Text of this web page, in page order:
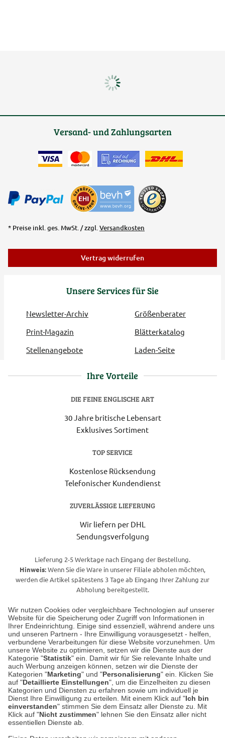
Wir nutzen Cookies oder vergleichbare Technologien auf unserer
Website für die Speicherung oder Zugriff von Informationen in
Ihrer Endeinrichtung. Einige sind essenziell, während andere uns
und unseren Partnern - Ihre Einwilligung vorausgesetzt - helfen,
verbundene Verarbeitungen für diese Website vorzunehmen. Um
unsere Website zu optimieren, setzen wir die Dienste aus der
Kategorie "Statistik" ein. Damit wir für Sie relevante Inhalte und
auch Werbung anzeigen können, setzen wir die Dienste der
Kategorien "Marketing" und "Personalisierung" ein. Klicken Sie
auf "Detaillierte Einstellungen", um die Einzelheiten zu diesen
Kategorien und Diensten zu erfahren sowie um individuell je
Dienst Ihre Einwilligung zu erteilen. Mit einem Klick auf "Ich bin
einverstanden" stimmen Sie dem Einsatz aller Dienste zu. Mit
Klick auf "Nicht zustimmen" lehnen Sie den Einsatz aller nicht
essentiellen Dienste ab.
Unsere Services für Sie
Newsletter-Archiv
Größenberater
Print-Magazin
Blätterkatalog
Stellenangebote
Laden-Seite
Versand- und Zahlungsarten
* Preise inkl. ges. MwSt. / zzgl. Versandkosten
Vertrag widerrufen
Ihre Vorteile
DIE FEINE ENGLISCHE ART
30 Jahre britische Lebensart
Exklusives Sortiment
TOP SERVICE
Kostenlose Rücksendung
Telefonischer Kundendienst
ZUVERLÄSSIGE LIEFERUNG
Wir liefern per DHL
Sendungsverfolgung
Lieferung 2-5 Werktage nach Eingang der Bestellung.
Hinweis:Wenn Sie die Ware in unserer Filiale abholen möchten,
werden die Artikel spätestens 3 Tage ab Eingang Ihrer Zahlung zur
Abholung bereitgestellt.
Unser Geschäft in Meckenheim
Auf dem Steinbüchel 6
53340 Meckenheim
Montag bis Samstag 9:00 Uhr bis 18:00 Uhr
weitere Information
Hier finden Sie uns im Netz